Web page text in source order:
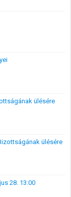
ülésére
ülésére
28. 13:00